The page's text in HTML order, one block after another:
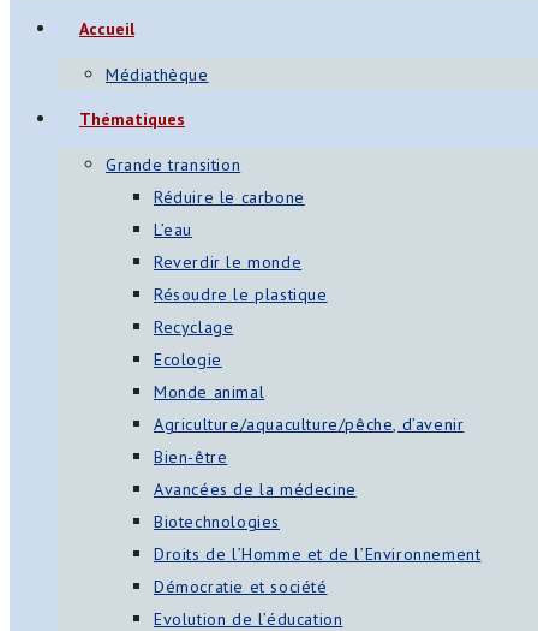
Accueil
Médiathèque
Thématiques
Grande transition
Réduire le carbone
L’eau
Reverdir le monde
Résoudre le plastique
Recyclage
Ecologie
Monde animal
Agriculture/aquaculture/pêche, d’avenir
Bien-être
Avancées de la médecine
Biotechnologies
Droits de l’Homme et de l’Environnement
Démocratie et société
Evolution de l’éducation